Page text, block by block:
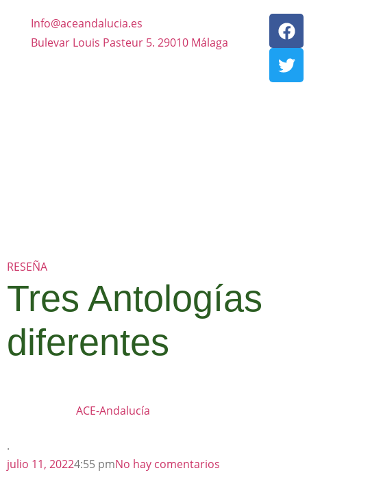
Info@aceandalucia.es
Bulevar Louis Pasteur 5. 29010 Málaga
RESEÑA
Tres Antologías
diferentes
ACE-Andalucía
·
julio 11, 20224:55 pmNo hay comentarios